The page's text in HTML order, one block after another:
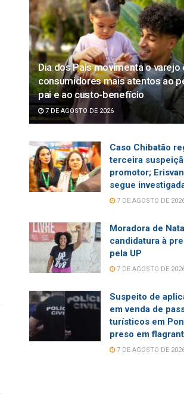
Dia dos Pais movimenta o varejo
consumidores mais atentos ao
pai e ao custo-benefício
7 DE AGOSTO DE 2026
Caso Chibatão
terceira
promotor;
segue
7 DE AGOSTO DE
Moradora de
candidatura à
pela UP
7 DE AGOSTO DE
Suspeito de
em venda de
turísticos em
preso em
7 DE AGOSTO DE